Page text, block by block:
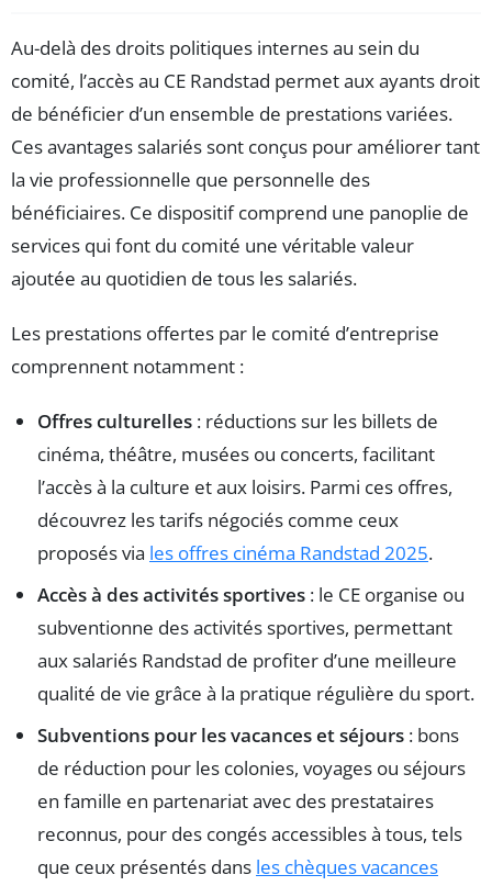
Au-delà des droits politiques internes au sein du
comité, l’accès au CE Randstad permet aux ayants droit
de bénéficier d’un ensemble de prestations variées.
Ces avantages salariés sont conçus pour améliorer tant
la vie professionnelle que personnelle des
bénéficiaires. Ce dispositif comprend une panoplie de
services qui font du comité une véritable valeur
ajoutée au quotidien de tous les salariés.
Les prestations offertes par le comité d’entreprise
comprennent notamment :
Offres culturelles : réductions sur les billets de
cinéma, théâtre, musées ou concerts, facilitant
l’accès à la culture et aux loisirs. Parmi ces offres,
découvrez les tarifs négociés comme ceux
proposés via les offres cinéma Randstad 2025.
Accès à des activités sportives : le CE organise ou
subventionne des activités sportives, permettant
aux salariés Randstad de profiter d’une meilleure
qualité de vie grâce à la pratique régulière du sport.
Subventions pour les vacances et séjours : bons
de réduction pour les colonies, voyages ou séjours
en famille en partenariat avec des prestataires
reconnus, pour des congés accessibles à tous, tels
que ceux présentés dans les chèques vacances